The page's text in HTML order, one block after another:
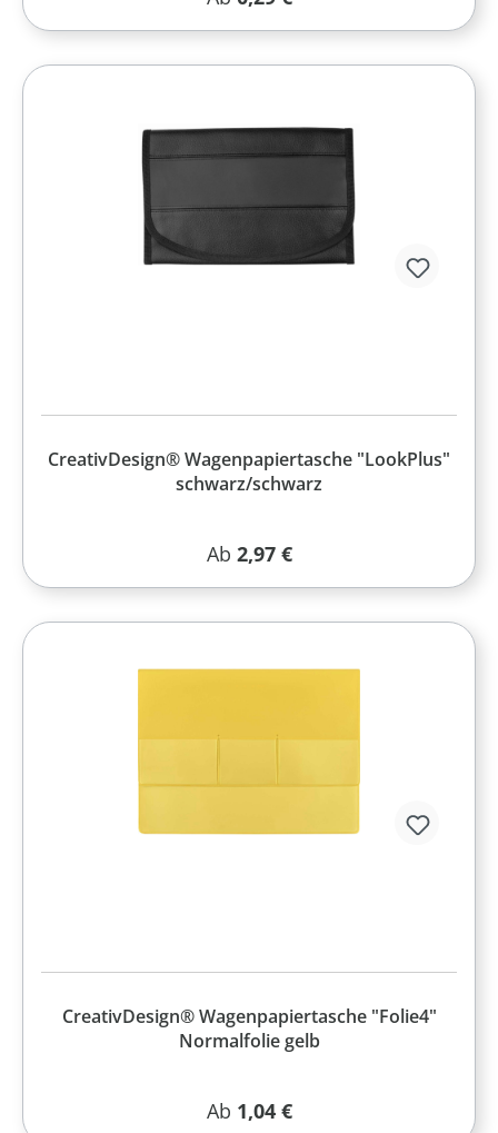
CreativDesign® Wagenpapiertasche "LookPlus"
schwarz/schwarz
Regulärer Preis:
Ab 2,97 €
CreativDesign® Wagenpapiertasche "Folie4"
Normalfolie gelb
Regulärer Preis:
Ab 1,04 €